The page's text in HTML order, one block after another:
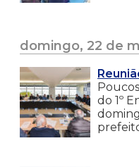
domingo, 22 de
do 1º